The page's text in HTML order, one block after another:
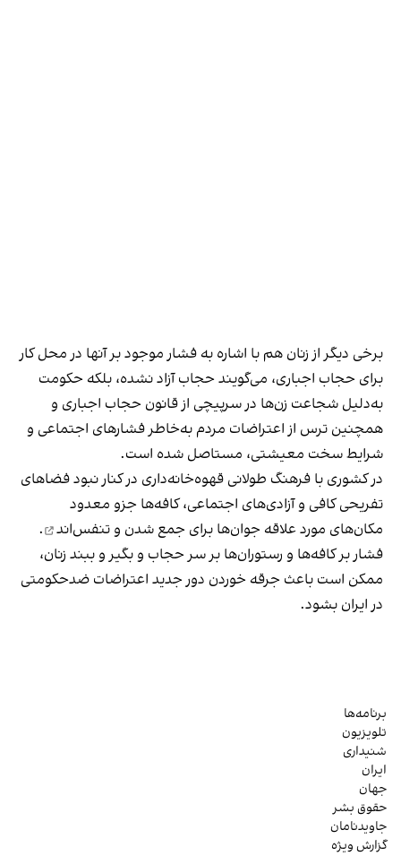
برخی دیگر از زنان هم با اشاره به فشار موجود بر آنها در محل کار
برای حجاب اجباری، می‌گویند حجاب آزاد نشده، بلکه حکومت
به‌دلیل شجاعت زن‌ها در سرپیچی از قانون حجاب اجباری و
همچنین ترس از اعتراضات مردم به‌خاطر فشارهای اجتماعی و
شرایط سخت معیشتی، مستاصل شده است.
در کشوری با فرهنگ طولانی قهوه‌‌خانه‌داری در کنار نبود فضاهای
تفریحی کافی و آزادی‌های اجتماعی، کافه‌ها جزو معدود
مکان‌های مورد علاقه جوان‌ها برای جمع شدن و تنفس‌اند
.
فشار بر کافه‌ها و رستوران‌ها بر سر حجاب و بگیر و ببند زنان،
ممکن است باعث جرقه خوردن دور جدید اعتراضات ضدحکومتی
در ایران بشود.
برنامه‌ها
تلویزیون
شنیداری
ایران
جهان
حقوق بشر
جاویدنامان
گزارش ویژه